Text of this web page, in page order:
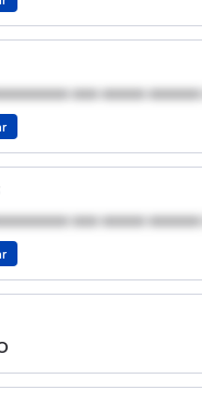
xxx xxxxx
xxx xxxxx